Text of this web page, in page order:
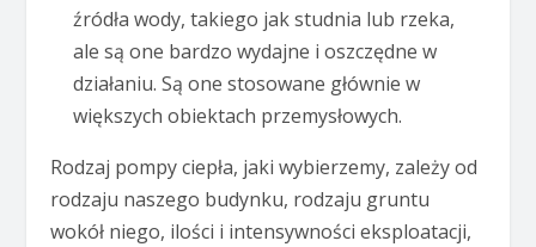
źródła wody, takiego jak studnia lub rzeka,
ale są one bardzo wydajne i oszczędne w
działaniu. Są one stosowane głównie w
większych obiektach przemysłowych.
Rodzaj pompy ciepła, jaki wybierzemy, zależy od
rodzaju naszego budynku, rodzaju gruntu
wokół niego, ilości i intensywności eksploatacji,